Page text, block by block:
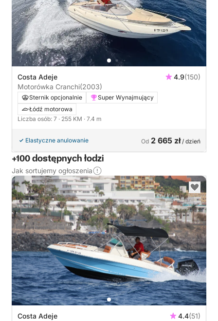
Costa Adeje 4.9(150)
Motorówka Cranchi(2003)
Sternik opcjonalnie
Super Wynajmujący
Łódź motorowa
Liczba osób: 7 · 255 KM · 7.4 m
Elastyczne anulowanie Od 2 665 zł/ dzień
+100 dostępnych łodzi
Jak sortujemy ogłoszenia
Costa Adeje 4.4(51)